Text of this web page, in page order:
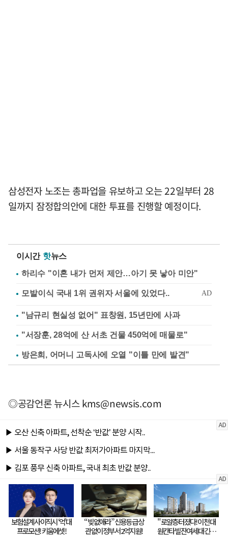
삼성전자 노조는 총파업을 유보하고 오는 22일부터 28
일까지 잠정합의안에 대한 투표를 진행할 예정이다.
이시간 핫뉴스
하리수 "이혼 내가 먼저 제안…아기 못 낳아 미안"
"남규리 현실성 없어" 표창원, 15년만에 사과
"서장훈, 28억에 산 서초 건물 450억에 매물로"
방은희, 어머니 고독사에 오열 "이틀 만에 발견"
◎공감언론 뉴시스kms@newsis.com